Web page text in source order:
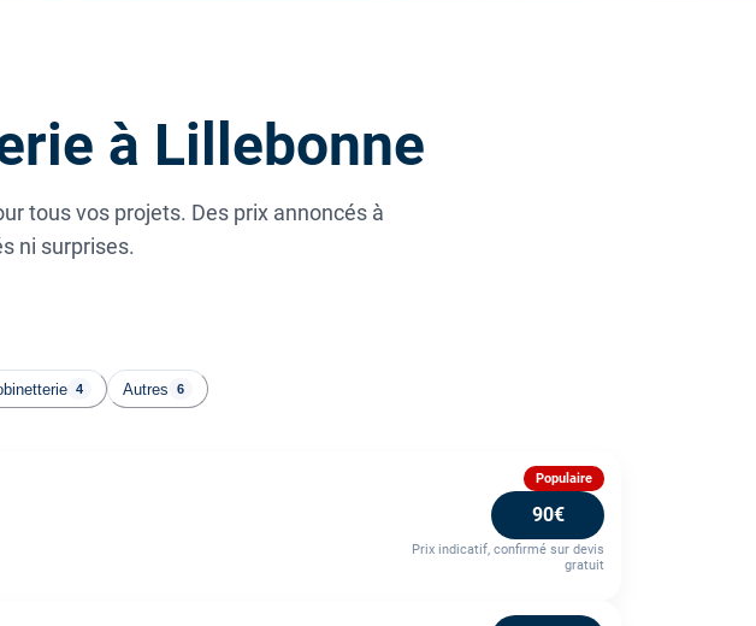
à Lillebonne
tous vos projets. Des prix annoncés à
ni surprises.
4 Autres 6
Populaire
90€
Prix indicatif, confirmé sur devis
gratuit